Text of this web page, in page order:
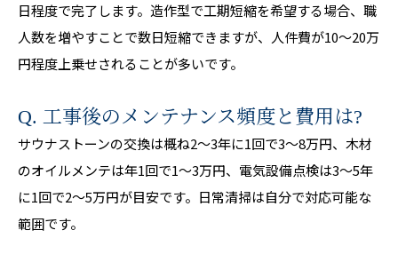
日程度で完了します。造作型で工期短縮を希望する場合、職
人数を増やすことで数日短縮できますが、人件費が10〜20万
円程度上乗せされることが多いです。
Q. 工事後のメンテナンス頻度と費用は?
サウナストーンの交換は概ね2〜3年に1回で3〜8万円、木材
のオイルメンテは年1回で1〜3万円、電気設備点検は3〜5年
に1回で2〜5万円が目安です。日常清掃は自分で対応可能な
範囲です。